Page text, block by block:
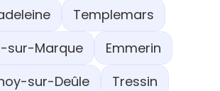
Templemars
sur-Marque
Emmerin
sur-Deûle
Tressin